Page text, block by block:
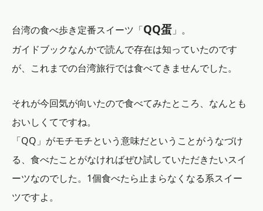
台湾の食べ歩き定番スイーツ「QQ蛋 」。
ガイドブックなんかで読んで存在は知っていたのです
が、これまでの台湾旅行では食べてきませんでした。
それが今回気が向いたので食べてみたところ、なんとも
おいしくてですね。
「QQ」がモチモチという意味だということがうなづけ
る、食べたことがなければぜひ試していただきたいスイ
ーツなのでした。1個食べたら止まらなくなる系スイー
ツですよ。